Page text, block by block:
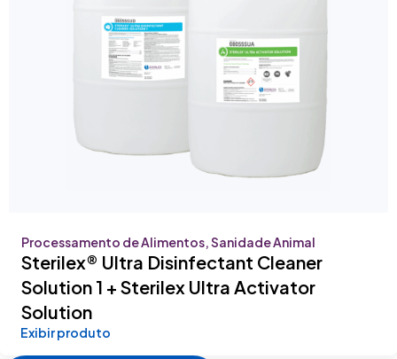
Processamento de Alimentos, Sanidade Animal
Sterilex® Ultra Disinfectant Cleaner
Solution 1 + Sterilex Ultra Activator
Solution
Exibir produto